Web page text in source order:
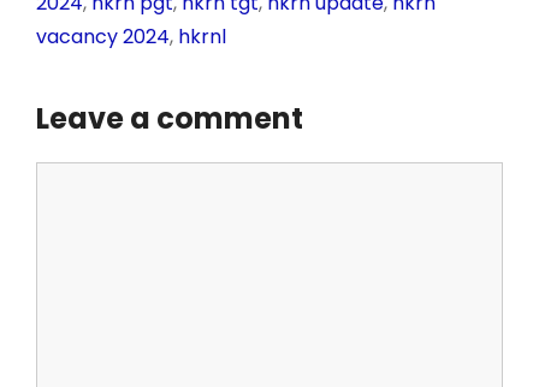
k
vacancy 2024, hkrnl
Leave a comment